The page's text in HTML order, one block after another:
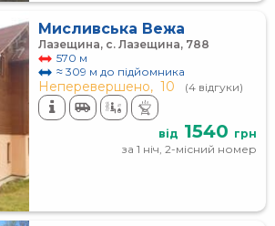
Мисливська Вежа
Лазещина, с. Лазещина, 788
570 м
≈ 309 м до підйомника
Неперевершено, 10 (4 відгуки)
від 1540 грн
за 1 ніч, 2-місний номер